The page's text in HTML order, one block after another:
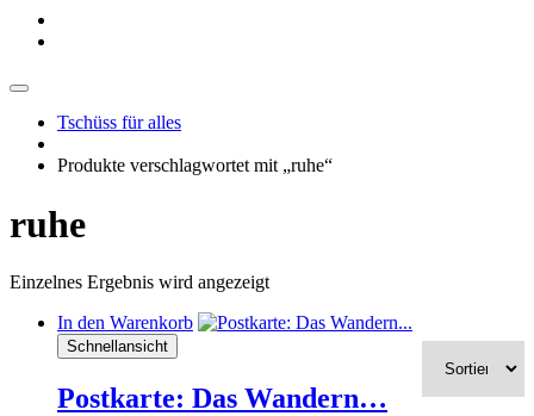
Tschüss für alles
Produkte verschlagwortet mit „ruhe“
ruhe
Einzelnes Ergebnis wird angezeigt
In den Warenkorb
Schnellansicht
Postkarte: Das Wandern…